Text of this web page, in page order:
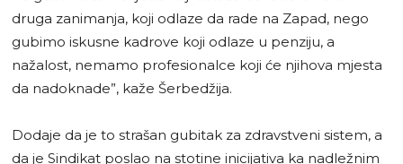
druga zanimanja, koji odlaze da rade na Zapad, nego
gubimo iskusne kadrove koji odlaze u penziju, a
nažalost, nemamo profesionalce koji će njihova mjesta
da nadoknade”, kaže Šerbedžija.
Dodaje da je to strašan gubitak za zdravstveni sistem, a
da je Sindikat poslao na stotine inicijativa ka nadležnim